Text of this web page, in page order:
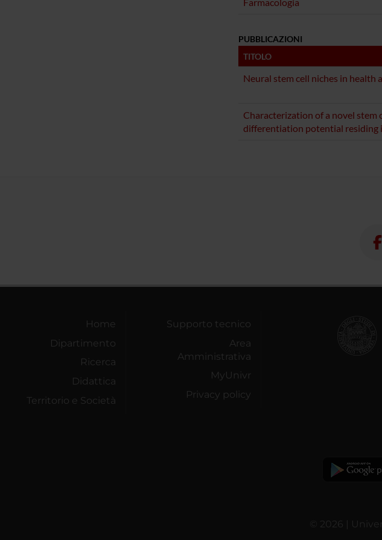
PUBBLICAZIONI
TITOLO
Neural stem cell niches in health
Characterization of a novel
differentiation potential residing
Home
Dipartimento
Ricerca
Didattica
Territorio e Società
Supporto tecnico
Area
Amministrativa
MyUnivr
Privacy policy
© 2026 |